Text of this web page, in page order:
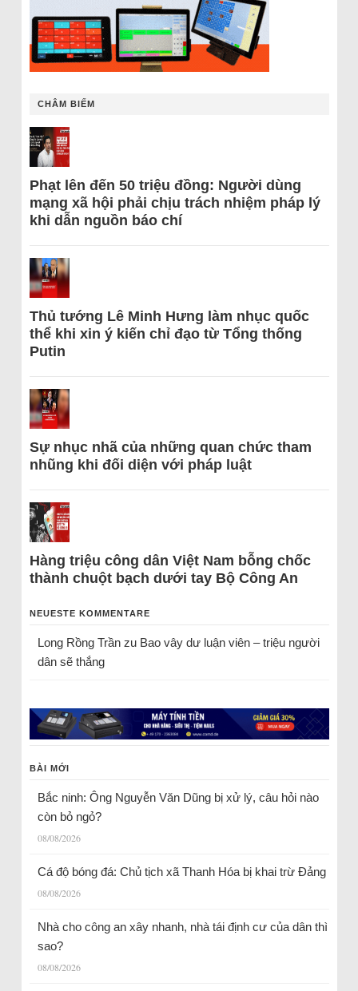
CHÂM BIẾM
Phạt lên đến 50 triệu đồng: Người dùng
mạng xã hội phải chịu trách nhiệm pháp lý
khi dẫn nguồn báo chí
Thủ tướng Lê Minh Hưng làm nhục quốc
thể khi xin ý kiến chỉ đạo từ Tổng thống
Putin
Sự nhục nhã của những quan chức tham
nhũng khi đối diện với pháp luật
Hàng triệu công dân Việt Nam bỗng chốc
thành chuột bạch dưới tay Bộ Công An
NEUESTE KOMMENTARE
Long Rồng Trầnzu Bao vây dư luận viên – triệu người
dân sẽ thắng
BÀI MỚI
Bắc ninh: Ông Nguyễn Văn Dũng bị xử lý, câu hỏi nào
còn bỏ ngỏ?
08/08/2026
Cá độ bóng đá: Chủ tịch xã Thanh Hóa bị khai trừ Đảng
08/08/2026
Nhà cho công an xây nhanh, nhà tái định cư của dân thì
sao?
08/08/2026